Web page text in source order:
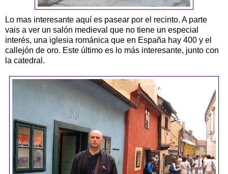
Lo mas interesante aquí es pasear por el recinto. A parte
vais a ver un salón medieval que no tiene un especial
interés, una iglesia románica que en España hay 400 y el
callejón de oro. Este último es lo más interesante, junto con
la catedral.